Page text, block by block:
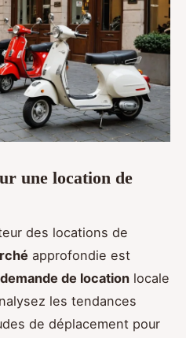
une location de
des locations de
approfondie est
demande de location locale
les tendances
de déplacement pour